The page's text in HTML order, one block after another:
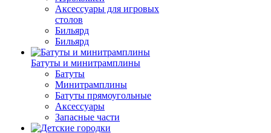
Аксессуары для игровых
столов
Бильяpд
Бильяpд
Батуты и минитрамплины
Батуты
Минитрамплины
Батуты прямоугольные
Аксессуары
Запасные части